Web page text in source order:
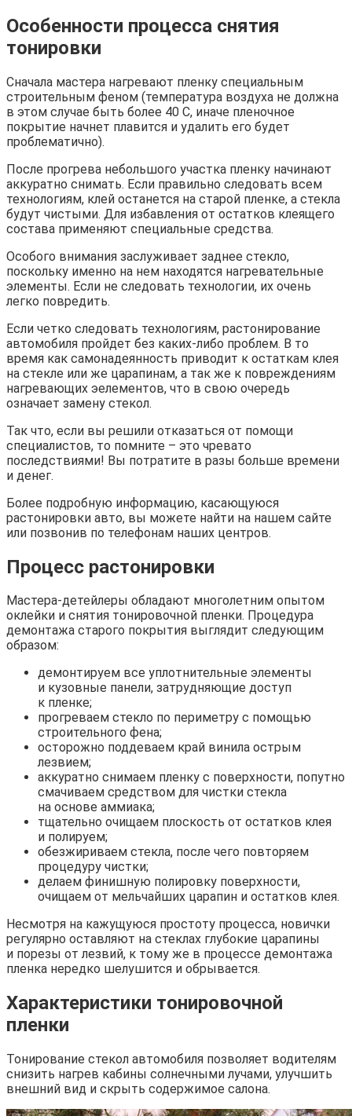
Особенности процесса снятия
тонировки
Сначала мастера нагревают пленку специальным
строительным феном (температура воздуха не должна
в этом случае быть более 40 С, иначе пленочное
покрытие начнет плавится и удалить его будет
проблематично).
После прогрева небольшого участка пленку начинают
аккуратно снимать. Если правильно следовать всем
технологиям, клей останется на старой пленке, а стекла
будут чистыми. Для избавления от остатков клеящего
состава применяют специальные средства.
Особого внимания заслуживает заднее стекло,
поскольку именно на нем находятся нагревательные
элементы. Если не следовать технологии, их очень
легко повредить.
Если четко следовать технологиям, растонирование
автомобиля пройдет без каких-либо проблем. В то
время как самонадеянность приводит к остаткам клея
на стекле или же царапинам, а так же к повреждениям
нагревающих эелементов, что в свою очередь
означает замену стекол.
Так что, если вы решили отказаться от помощи
специалистов, то помните – это чревато
последствиями! Вы потратите в разы больше времени
и денег.
Более подробную информацию, касающуюся
растонировки авто, вы можете найти на нашем сайте
или позвонив по телефонам наших центров.
Процесс растонировки
Мастера-детейлеры обладают многолетним опытом
оклейки и снятия тонировочной пленки. Процедура
демонтажа старого покрытия выглядит следующим
образом:
демонтируем все уплотнительные элементы
и кузовные панели, затрудняющие доступ
к пленке;
прогреваем стекло по периметру с помощью
строительного фена;
осторожно поддеваем край винила острым
лезвием;
аккуратно снимаем пленку с поверхности, попутно
смачиваем средством для чистки стекла
на основе аммиака;
тщательно очищаем плоскость от остатков клея
и полируем;
обезжириваем стекла, после чего повторяем
процедуру чистки;
делаем финишную полировку поверхности,
очищаем от мельчайших царапин и остатков клея.
Несмотря на кажущуюся простоту процесса, новички
регулярно оставляют на стеклах глубокие царапины
и порезы от лезвий, к тому же в процессе демонтажа
пленка нередко шелушится и обрывается.
Характеристики тонировочной
пленки
Тонирование стекол автомобиля позволяет водителям
снизить нагрев кабины солнечными лучами, улучшить
внешний вид и скрыть содержимое салона.